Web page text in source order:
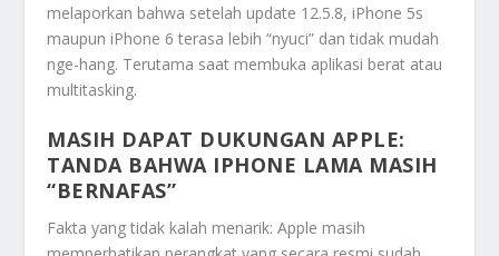
melaporkan bahwa setelah update 12.5.8, iPhone 5s
maupun iPhone 6 terasa lebih “nyuci” dan tidak mudah
nge-hang. Terutama saat membuka aplikasi berat atau
multitasking.
MASIH DAPAT DUKUNGAN APPLE:
TANDA BAHWA IPHONE LAMA MASIH
“BERNAFAS”
Fakta yang tidak kalah menarik: Apple masih